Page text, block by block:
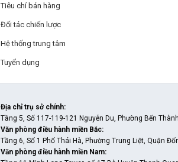
Tiêu chí bán hàng
Đối tác chiến lược
Hệ thống trung tâm
Tuyển dụng
Địa chỉ trụ sở chính:
Tầng 5, Số 117-119-121 Nguyễn Du, Phường Bến
Văn phòng điều hành miền Bắc:
Tầng 6, Số 1 Phố Thái Hà, Phường Trung Liệt, Quận
Văn phòng điều hành miền Nam: